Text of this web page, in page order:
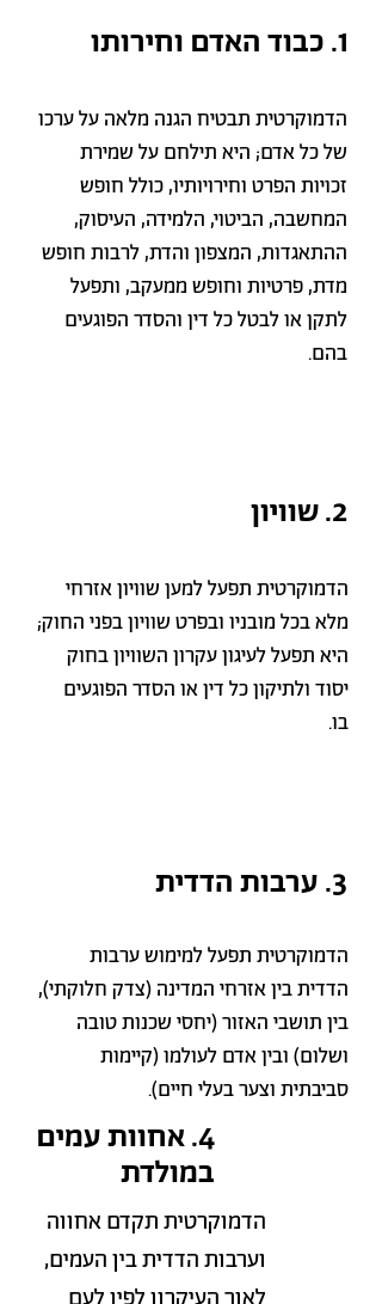
1. כבוד האדם וחירותו
הדמוקרטית תבטיח הגנה מלאה על ערכו
של כל אדם; היא תילחם על שמירת
זכויות הפרט וחירויותיו, כולל חופש
המחשבה, הביטוי, הלמידה, העיסוק,
ההתאגדות, המצפון והדת, לרבות חופש
מדת, פרטיות וחופש ממעקב, ותפעל
לתקן או לבטל כל דין והסדר הפוגעים
בהם.
2. שוויון
הדמוקרטית תפעל למען שוויון אזרחי
מלא בכל מובניו ובפרט שוויון בפני החוק;
היא תפעל לעיגון עקרון השוויון בחוק
יסוד ולתיקון כל דין או הסדר הפוגעים
בו.
3. ערבות הדדית
הדמוקרטית תפעל למימוש ערבות
הדדית בין אזרחי המדינה (צדק חלוקתי),
בין תושבי האזור (יחסי שכנות טובה
ושלום) ובין אדם לעולמו (קיימות
סביבתית וצער בעלי חיים).
4. אחוות עמים
במולדת
הדמוקרטית תקדם אחווה
וערבות הדדית בין העמים,